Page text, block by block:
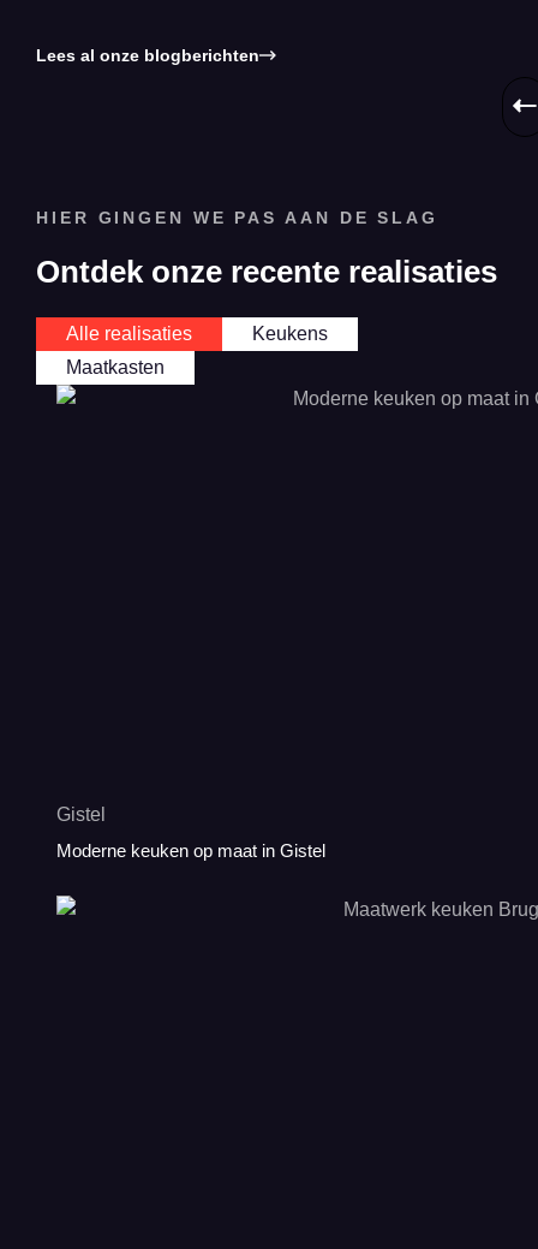
Lees al onze blogberichten
HIER GINGEN WE PAS AAN DE SLAG
Ontdek onze recente realisaties
Keukens
Maatkasten
Alle realisaties
Gistel
Moderne keuken op maat in Gistel